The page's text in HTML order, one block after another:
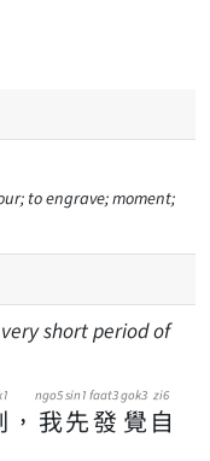
to engrave; moment;
short period of
， 我
ngo5
先
sin1
發
faat3
覺
gok3
自
zi6